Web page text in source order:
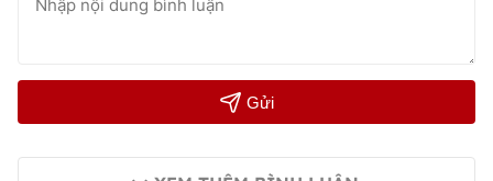
Gửi